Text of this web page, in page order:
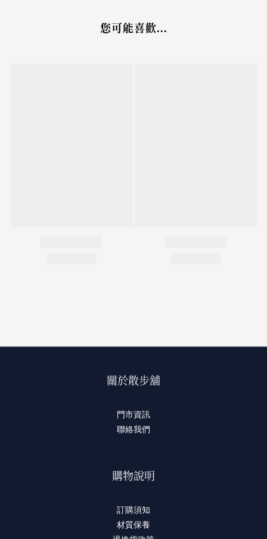
您可能喜歡...
關於散步舖
門市資訊
聯絡我們
購物說明
訂購須知
材質保養